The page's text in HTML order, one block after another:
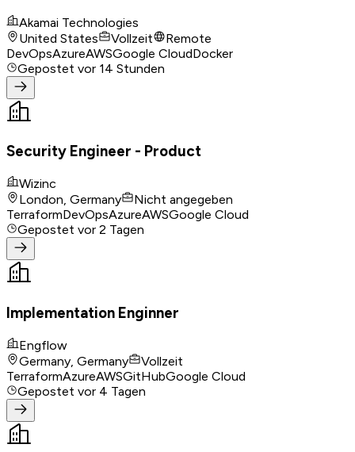
Akamai Technologies
United States
Vollzeit
Remote
DevOpsAzureAWSGoogle CloudDocker
Gepostet vor 14 Stunden
Security Engineer - Product
Wizinc
London, Germany
Nicht angegeben
TerraformDevOpsAzureAWSGoogle Cloud
Gepostet vor 2 Tagen
Implementation Enginner
Engflow
Germany, Germany
Vollzeit
TerraformAzureAWSGitHubGoogle Cloud
Gepostet vor 4 Tagen